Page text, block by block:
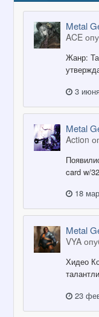
Metal
ACE
Жанр:
3
Metal
Action
card w/
18
Metal
VYA
Хидео
23